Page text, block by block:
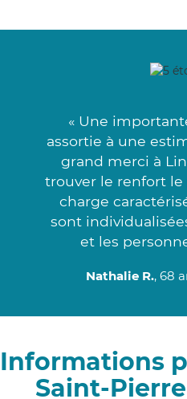
« Une
assortie à une
grand merci à
trouver le renfort le
charge
sont
et les
Nathalie R., 68
Informations
Saint-